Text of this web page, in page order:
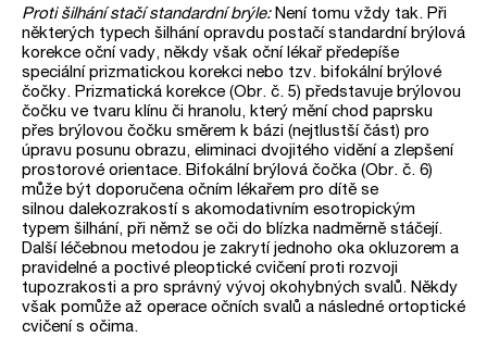
Proti šilhání stačí standardní brýle:Není tomu vždy tak. Při
některých typech šilhání opravdu postačí standardní brýlová
korekce oční vady, někdy však oční lékař předepíše
speciální prizmatickou korekci nebo tzv. bifokální brýlové
čočky. Prizmatická korekce (Obr. č. 5) představuje brýlovou
čočku ve tvaru klínu či hranolu, který mění chod paprsku
přes brýlovou čočku směrem k bázi (nejtlustší část) pro
úpravu posunu obrazu, eliminaci dvojitého vidění a zlepšení
prostorové orientace. Bifokální brýlová čočka (Obr. č. 6)
může být doporučena očním lékařem pro dítě se
silnou dalekozrakostí s akomodativním esotropickým
typem šilhání, při němž se oči do blízka nadměrně stáčejí.
Další léčebnou metodou je zakrytí jednoho oka okluzorem a
pravidelné a poctivé pleoptické cvičení proti rozvoji
tupozrakosti a pro správný vývoj okohybných svalů. Někdy
však pomůže až operace očních svalů a následné ortoptické
cvičení s očima.